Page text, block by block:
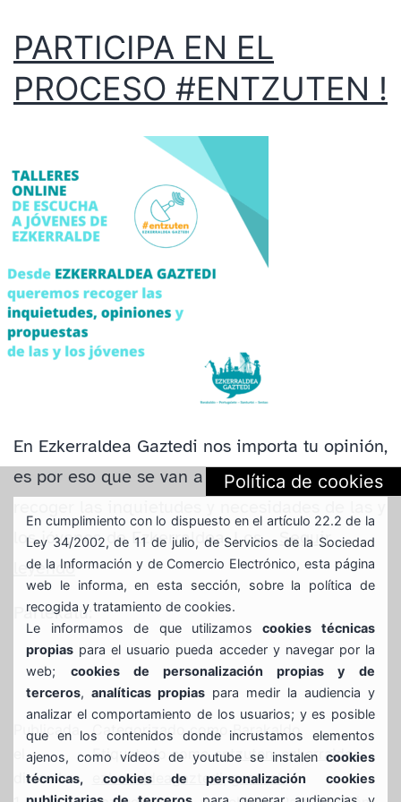
PARTICIPA EN EL
PROCESO #ENTZUTEN !
En Ezkerraldea Gaztedi nos importa tu opinión,
es por eso que se van a realizar talleres para
los jóvenes de Ezkerraldea. Los… Seguir
leyendoPARTICIPA
EN
EL
PROCESO
#ENTZUTEN
!
Partekatu:
Publicada
diciembre
Categorizado comoBarakaldo
Etiquetado comoentzuten ,ezkerraldea,
ezkerraldeagaztedi,gazteak,
Política de cookies
En cumplimiento con lo dispuesto en el artículo 22.2 de la
Ley 34/2002, de 11 de julio, de Servicios de la Sociedad
de la Información y de Comercio Electrónico, esta página
web le informa, en esta sección, sobre la política de
recogida y tratamiento de cookies.
Le informamos de que utilizamoscookies técnicas
propias para el usuario pueda acceder y navegar por la
web; cookies de personalización propias y de
terceros,analíticas propias para medir la audiencia y
analizar el comportamiento de los usuarios; y es posible
que en los contenidos donde incrustamos elementos
ajenos, como vídeos de youtube se instalen cookies
técnicas, cookies de personalización cookies